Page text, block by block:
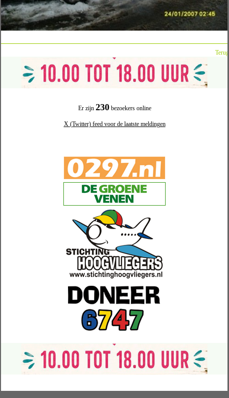
Er zijn 230bezoekers online
X (Twitter) feed voor de laatste meldingen
Terug